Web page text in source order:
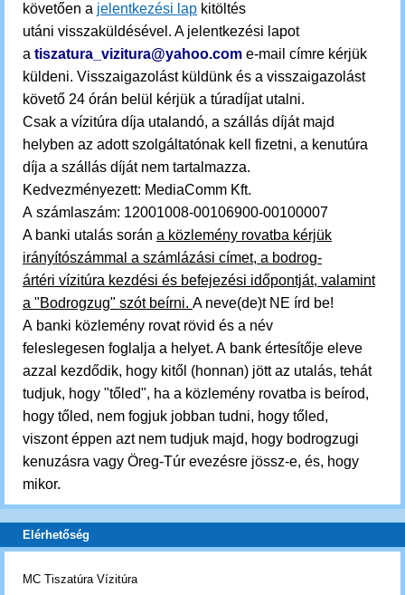
követően a jelentkezési lap kitöltés
utáni visszaküldésével. A jelentkezési lapot
a tiszatura_vizitura@yahoo.com e-mail címre kérjük
küldeni. Visszaigazolást küldünk és a visszaigazolást
követő 24 órán belül kérjük a túradíjat utalni.
Csak a vízitúra díja utalandó, a szállás díját majd
helyben az adott szolgáltatónak kell fizetni, a kenutúra
díja a szállás díját nem tartalmazza.
Kedvezményezett: MediaComm Kft.
A számlaszám: 12001008-00106900-00100007
A banki utalás során a közlemény rovatba kérjük
irányítószámmal a számlázási címet, a bodrog-
ártéri vízitúra kezdési és befejezési időpontját, valamint
a "Bodrogzug" szót beírni. A neve(de)t NE írd be!
A banki közlemény rovat rövid és a név
feleslegesen foglalja a helyet. A bank értesítője eleve
azzal kezdődik, hogy kitől (honnan) jött az utalás, tehát
tudjuk, hogy "tőled", ha a közlemény rovatba is beírod,
hogy tőled, nem fogjuk jobban tudni, hogy tőled,
viszont éppen azt nem tudjuk majd, hogy bodrogzugi
kenuzásra vagy Öreg-Túr evezésre jössz-e, és, hogy
mikor.
Elérhetőség
MC Tiszatúra Vízitúra